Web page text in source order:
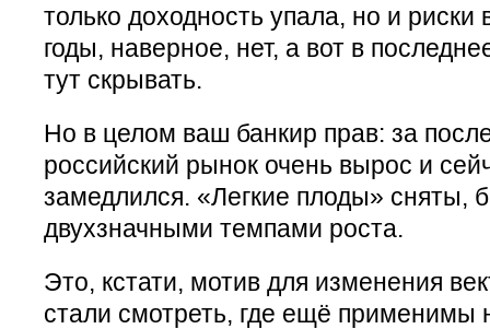
только доходность упала, но и
годы, наверное, нет, а вот в
тут скрывать.
Но в целом ваш банкир прав: за
российский рынок очень вырос и
замедлился. «Легкие плоды» сняты,
двухзначными темпами роста.
Это, кстати, мотив для изменения
стали смотреть, где ещё применимы